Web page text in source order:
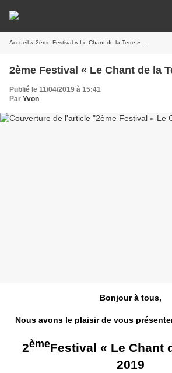
Accueil » 2ème Festival « Le Chant de la Terre »...
2ème Festival « Le Chant de la
Publié le 11/04/2019 à 15:41
Par Yvon
Bonjour à tous,
Nous avons le plaisir de vous
2èmeFestival « Le Chant
2019